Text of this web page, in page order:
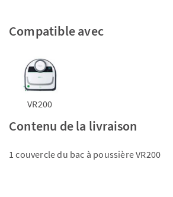
Compatible avec
VR200
Contenu de la livraison
1 couvercle du bac à poussière VR200